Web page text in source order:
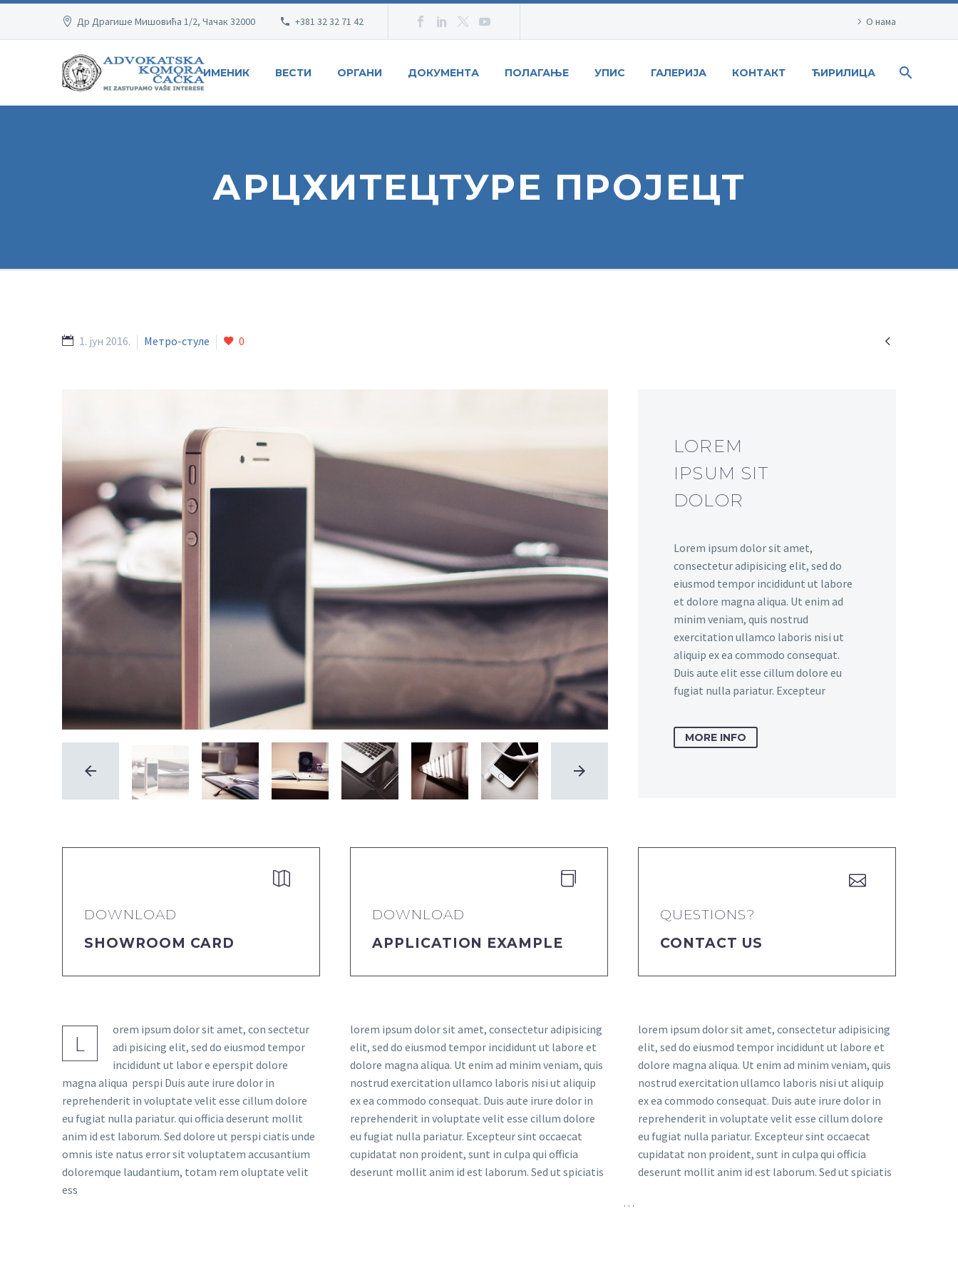
Др Драгише Мишовића 1/2, Чачак 32000 +381 32 32 71 42 О нама
ИМЕНИК ВЕСТИ ОРГАНИ ДОКУМЕНТА ПОЛАГАЊЕ УПИС ГАЛЕРИЈА КОНТАКТ ЋИРИЛИЦА
АРЦХИТЕЦТУРЕ ПРОЈЕЦТ

1. јун 2016. Метро-стyле 0
LOREM
IPSUM SIT
DOLOR
Lorem ipsum dolor sit amet,
consectetur adipisicing elit, sed do
eiusmod tempor incididunt ut labore
et dolore magna aliqua. Ut enim ad
minim veniam, quis nostrud
exercitation ullamco laboris nisi ut
aliquip ex ea commodo consequat.
Duis aute elit esse cillum dolore eu
fugiat nulla pariatur. Excepteur
MORE INFO


DOWNLOAD
SHOWROOM CARD


DOWNLOAD
APPLICATION EXAMPLE


QUESTIONS?
CONTACT US
L
orem ipsum dolor sit amet, con sectetur
adi pisicing elit, sed do eiusmod tempor
incididunt ut labor e eperspit dolore
magna aliqua perspi Duis aute irure dolor in
reprehenderit in voluptate velit esse cillum dolore
eu fugiat nulla pariatur. qui officia deserunt mollit
anim id est laborum. Sed dolore ut perspi ciatis unde
omnis iste natus error sit voluptatem accusantium
doloremque laudantium, totam rem oluptate velit
ess
lorem ipsum dolor sit amet, consectetur adipisicing
elit, sed do eiusmod tempor incididunt ut labore et
dolore magna aliqua. Ut enim ad minim veniam, quis
nostrud exercitation ullamco laboris nisi ut aliquip
ex ea commodo consequat. Duis aute irure dolor in
reprehenderit in voluptate velit esse cillum dolore
eu fugiat nulla pariatur. Excepteur sint occaecat
cupidatat non proident, sunt in culpa qui officia
deserunt mollit anim id est laborum. Sed ut spiciatis
lorem ipsum dolor sit amet, consectetur adipisicing
elit, sed do eiusmod tempor incididunt ut labore et
dolore magna aliqua. Ut enim ad minim veniam, quis
nostrud exercitation ullamco laboris nisi ut aliquip
ex ea commodo consequat. Duis aute irure dolor in
reprehenderit in voluptate velit esse cillum dolore
eu fugiat nulla pariatur. Excepteur sint occaecat
cupidatat non proident, sunt in culpa qui officia
deserunt mollit anim id est laborum. Sed ut spiciatis
…